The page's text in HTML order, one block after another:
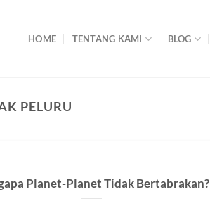
HOME TENTANG KAMI BLOG
PELURU
Planet-Planet Tidak Bertabrakan?